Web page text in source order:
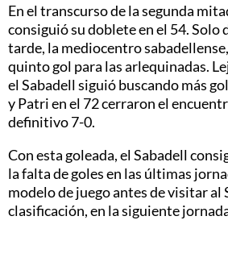
En el transcurso de la segunda
consiguió su doblete en el 54. Solo
tarde, la mediocentro
quinto gol para las arlequinadas.
el Sabadell siguió buscando más
y Patri en el 72 cerraron el
definitivo 7-0.
Con esta goleada, el Sabadell
la falta de goles en las últimas
modelo de juego antes de visitar al
clasificación, en la siguiente